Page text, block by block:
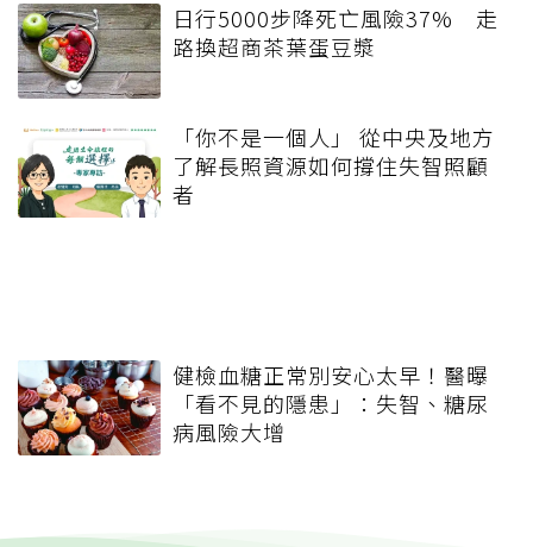
日行5000步降死亡風險37% 走
路換超商茶葉蛋豆漿
「你不是一個人」 從中央及地方
了解長照資源如何撐住失智照顧
者
健檢血糖正常別安心太早！醫曝
「看不見的隱患」：失智、糖尿
病風險大增